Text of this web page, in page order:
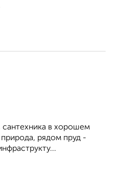
сантехника в хорошем
рядом пруд -